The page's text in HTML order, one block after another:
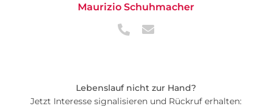
Maurizio Schuhmacher
Lebenslauf nicht zur Hand?
Jetzt Interesse signalisieren und Rückruf erhalten: